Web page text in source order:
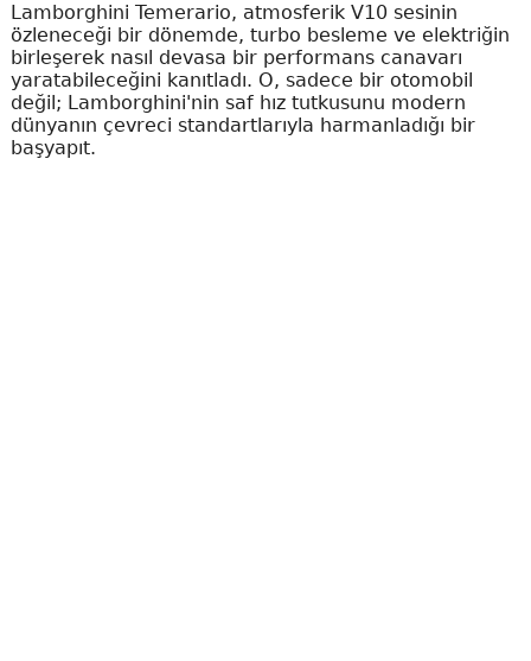
Lamborghini Temerario, atmosferik V10 sesinin
özleneceği bir dönemde, turbo besleme ve elektriğin
birleşerek nasıl devasa bir performans canavarı
yaratabileceğini kanıtladı. O, sadece bir otomobil
değil; Lamborghini'nin saf hız tutkusunu modern
dünyanın çevreci standartlarıyla harmanladığı bir
başyapıt.